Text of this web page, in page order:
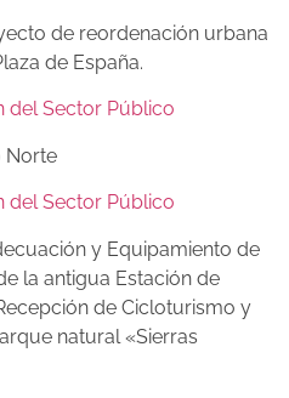
de reordenación urbana
de España.
del Sector Público
Norte
del Sector Público
y Equipamiento de
la antigua Estación de
de Cicloturismo y
natural «Sierras